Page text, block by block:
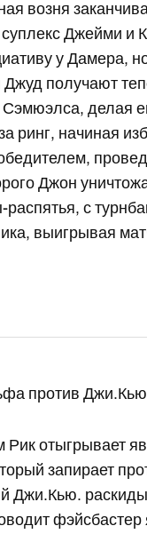
возня
Джейми и
у Дамера,
Джуд получают
делая
начиная
Джон
с
выигрывая
против
отыгрывает
запирает
Джи.Кью.